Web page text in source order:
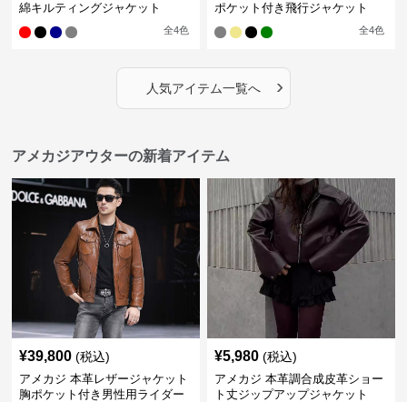
綿キルティングジャケット
全4色
ポケット付き飛行ジャケット
全4色
人気アイテム一覧へ ›
アメカジアウターの新着アイテム
¥39,800 (税込)
アメカジ 本革レザージャケット
胸ポケット付き男性用ライダー
¥5,980 (税込)
アメカジ 本革調合成皮革ショー
ト丈ジップアップジャケット